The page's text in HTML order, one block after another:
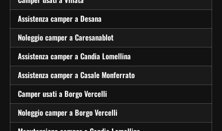
Assistenza camper a Desana
Noleggio camper a Caresanablot
Assistenza camper a Candia Lomellina
Assistenza camper a Casale Monferrato
Camper usati a Borgo Vercelli
Noleggio camper a Borgo Vercelli